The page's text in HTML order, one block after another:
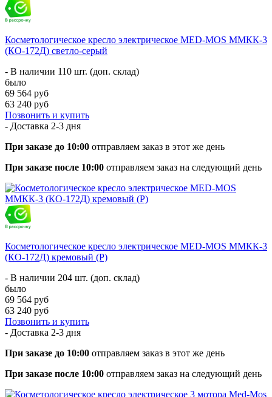
Косметологическое кресло электрическое MED-MOS ММКК-3
(КО-172Д) светло-серый
- В наличии 110 шт. (доп. склад)
было
69 564 руб
63 240 руб
Позвонить и купить
- Доставка 2-3 дня
При заказе до 10:00 отправляем заказ в этот же день
При заказе после 10:00 отправляем заказ на следующий день
Косметологическое кресло электрическое MED-MOS ММКК-3
(КО-172Д) кремовый (P)
- В наличии 204 шт. (доп. склад)
было
69 564 руб
63 240 руб
Позвонить и купить
- Доставка 2-3 дня
При заказе до 10:00 отправляем заказ в этот же день
При заказе после 10:00 отправляем заказ на следующий день